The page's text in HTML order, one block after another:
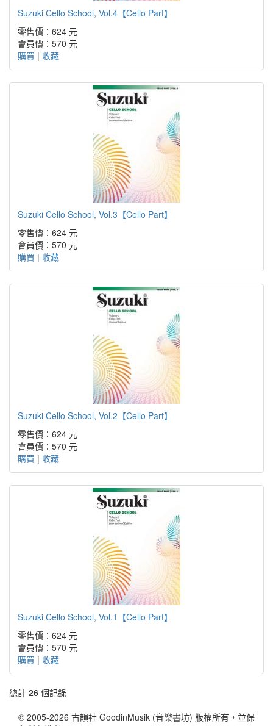
Suzuki Cello School, Vol.4【Cello Part】
零售價：624 元
會員價：570 元
購買 | 收藏
Suzuki Cello School, Vol.3【Cello Part】
零售價：624 元
會員價：570 元
購買 | 收藏
Suzuki Cello School, Vol.2【Cello Part】
零售價：624 元
會員價：570 元
購買 | 收藏
Suzuki Cello School, Vol.1【Cello Part】
零售價：624 元
會員價：570 元
購買 | 收藏
總計 26 個記錄
© 2005-2026 古韻社 GoodinMusik (音樂書坊) 版權所有，並保